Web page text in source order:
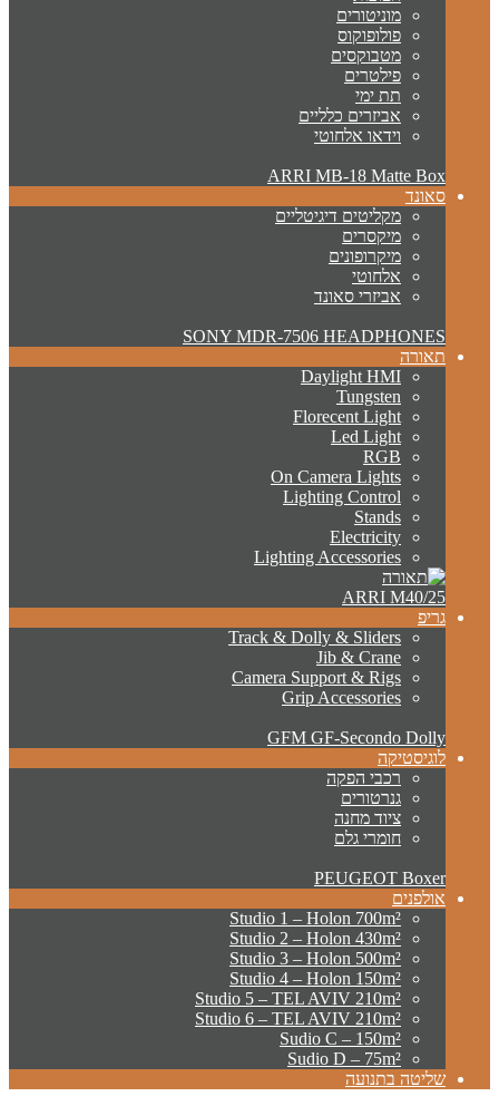
מוניטורים
פולופוקוס
מטבוקסים
פילטרים
תת ימי
אביזרים כלליים
וידאו אלחוטי
ARRI MB-18 Matte Box
סאונד
מקליטים דיגיטליים
מיקסרים
מיקרופונים
אלחוטי
אביזרי סאונד
SONY MDR-7506 HEADPHONES
תאורה
Daylight HMI
Tungsten
Florecent Light
Led Light
RGB
On Camera Lights
Lighting Control
Stands
Electricity
Lighting Accessories
ARRI M40/25
גריפ
Track & Dolly & Sliders
Jib & Crane
Camera Support & Rigs
Grip Accessories
GFM GF-Secondo Dolly
לוגיסטיקה
רכבי הפקה
גנרטורים
ציוד מחנה
חומרי גלם
PEUGEOT Boxer
אולפנים
Studio 1 – Holon 700m²
Studio 2 – Holon 430m²
Studio 3 – Holon 500m²
Studio 4 – Holon 150m²
Studio 5 – TEL AVIV 210m²
Studio 6 – TEL AVIV 210m²
Sudio C – 150m²
Sudio D – 75m²
שליטה בתנועה